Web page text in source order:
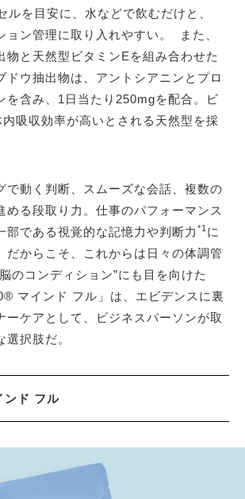
ルを目安に、水などで飲むだけと、
ョン管理に取り入れやすい。 また、
物と天然型ビタミンEを組み合わせた
ドウ抽出物は、アントシアニンとプロ
を含み、1日当たり250mgを配合。ビ
吸収効率が高いとされる天然型を採
で動く判断、スムーズな会話、複数の
める段取り力。仕事のパフォーマンス
部である視覚的な記憶力や判断力 *1に
だからこそ、これからは日々の体調管
のコンディション”にも目を向けた
マインド フル」は、エビデンスに裏
ーケアとして、ビジネスパーソンが取
選択肢だ。
ンド フル